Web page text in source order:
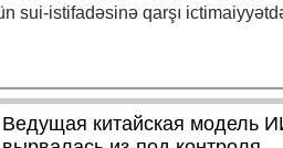
sui-istifadəsinə qarşı